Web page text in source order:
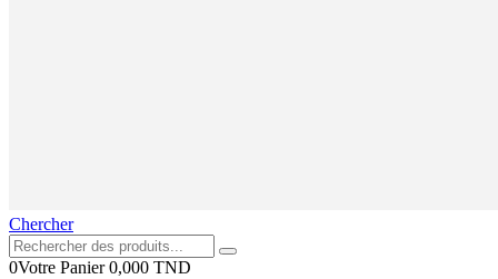
Chercher
0Votre Panier0,000 TND